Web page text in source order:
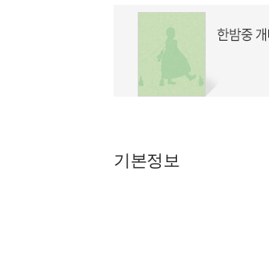
기본정보